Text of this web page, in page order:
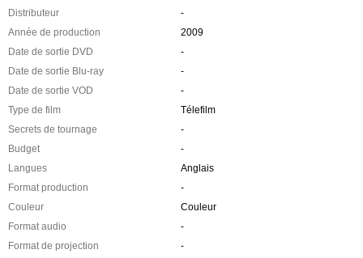
Distributeur
-
Année de production
2009
Date de sortie DVD
-
Date de sortie Blu-ray
-
Date de sortie VOD
-
Type de film
Télefilm
Secrets de tournage
-
Budget
-
Langues
Anglais
Format production
-
Couleur
Couleur
Format audio
-
Format de projection
-